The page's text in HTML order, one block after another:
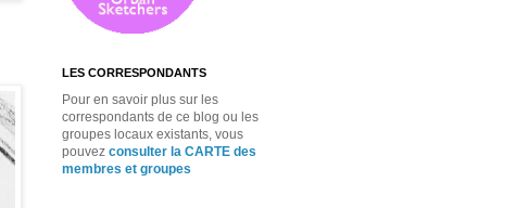
LES CORRESPONDANTS
Pour en savoir plus sur les
correspondants de ce blog ou les
groupes locaux existants, vous
pouvez consulter la CARTE des
membres et groupes